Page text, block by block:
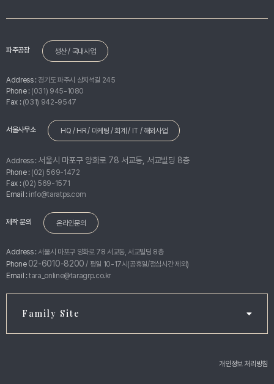
파주공장 생산 / 국내사업
Address : 경기도 파주시 상지석길 245
Phone : (031) 945-1080
Fax : (031) 942-9547
서울사무소 HQ / HR / 마케팅 / 회계 / IT / 해외사업
Address : 서울시 마포구 양화로 78 서교동, 서교빌딩 8층
Phone : (02) 569-1472
Fax : (02) 569-1571
Email : info@taratps.com
제작 문의 온라인문의
Address : 서울시 마포구 양화로 78 서교동, 서교빌딩 8층
Phone 02-6010-8200 / 평일 10-17시(공휴일/점심시간 제외)
Email : tara_online@taragrp.co.kr
Family Site
개인정보 처리방침